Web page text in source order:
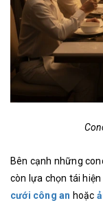
Bên cạnh những
còn lựa chọn tái
cưới công an hoặc